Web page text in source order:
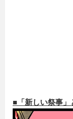
■「新しい祭事」